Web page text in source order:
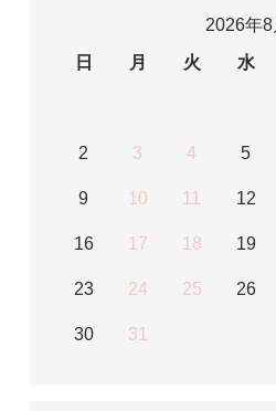
2026年8
日
月 火 水
2 3 4 5
9 10 11 12
16 17 18 19
23 24 25 26
30 31